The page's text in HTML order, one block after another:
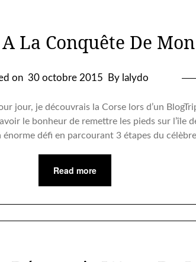
La Conquête De
on 30 octobre 2015 By lalydo
jour, je découvrais la Corse lors d’un
le bonheur de remettre les pieds sur l’île
énorme défi en parcourant 3 étapes du
Read more